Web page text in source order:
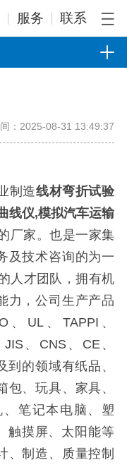
服务 联系
：2025-08-31 13:49:37
制造线材弯折试验
线仪,模拟汽车运输
厂家。也是一家集
及技术咨询的为一
人才团队，拥有机
力，公司生产产品
UL、TAPPI、
、CNS、CE、
的领域有纸品、
、玩具、家具、
笔记本电脑、塑
触摸屏、太阳能等
、制造、质量控制